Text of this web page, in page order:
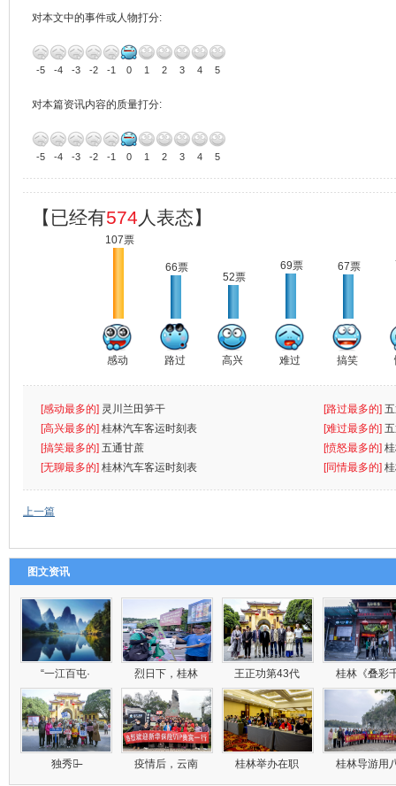
对本文中的事件或人物打分:
-5 -4 -3 -2 -1 0 1 2 3 4 5
对本篇资讯内容的质量打分:
-5 -4 -3 -2 -1 0 1 2 3 4 5
【已经有574 人表态】
107票
感动
66票
路过
52票
高兴
69票
难过
67票
搞笑
[感动最多的] 灵川兰田笋干 [路过最多的]
[高兴最多的] 桂林汽车客运时刻表 [难过最多的]
[搞笑最多的] 五通甘蔗 [愤怒最多的]
[无聊最多的] 桂林汽车客运时刻表 [同情最多的]
上一篇
图文资讯
“一江百屯· 烈日下，桂林 王正功第43代 桂林《叠彩
独秀峰̶ 疫情后，云南 桂林举办在职 桂林导游用